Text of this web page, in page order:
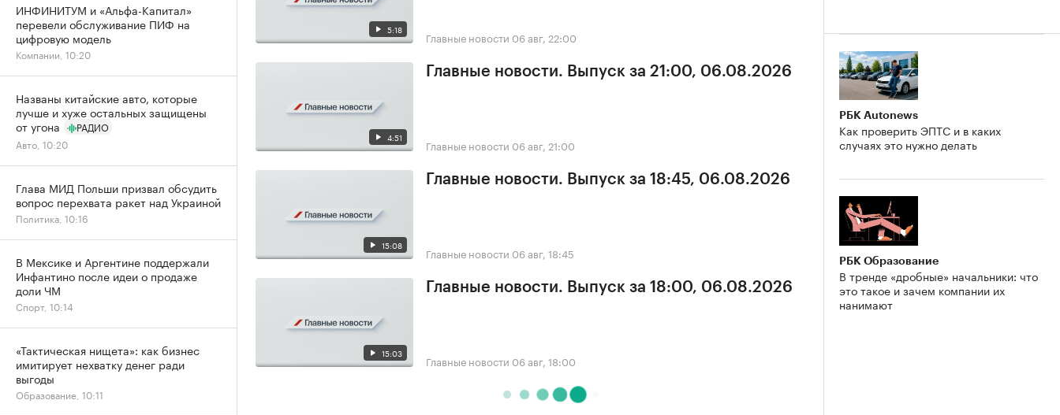
5:18 Главные новости 06 авг, 22:00
4:51
Главные новости. Выпуск за 21:00, 06.08.2026
Главные новости 06 авг, 21:00
15:08
Главные новости. Выпуск за 18:45, 06.08.2026
Главные новости 06 авг, 18:45
15:03
Главные новости. Выпуск за 18:00, 06.08.2026
Главные новости 06 авг, 18:00
РБК Autonews
Как проверить ЭПТС и в каких
случаях это нужно делать
РБК Образование
В тренде «дробные» начальники: что
это такое и зачем компании их
нанимают
ИНФИНИТУМ и «Альфа-Капитал»
перевели обслуживание ПИФ на
цифровую модель
Компании, 10:20
Названы китайские авто, которые
лучше и хуже остальных защищены
от угона
РАДИО
Авто, 10:20
Глава МИД Польши призвал обсудить
вопрос перехвата ракет над Украиной
Политика, 10:16
В Мексике и Аргентине поддержали
Инфантино после идеи о продаже
доли ЧМ
Спорт, 10:14
«Тактическая нищета»: как бизнес
имитирует нехватку денег ради
выгоды
Образование, 10:11